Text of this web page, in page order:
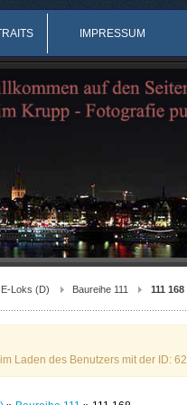
IMPRESSUM
E-Loks (D) Baureihe 111 111 168
Laden des Benutzers mit der ID: 62